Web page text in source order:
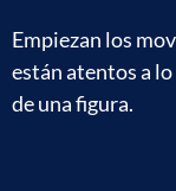
Empiezan los
están atentos a
de una figura.